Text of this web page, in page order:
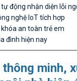
động nhận diện lỗi
nghệ IoT tích hợp
an toàn trẻ em
đình hiện nay
minh,